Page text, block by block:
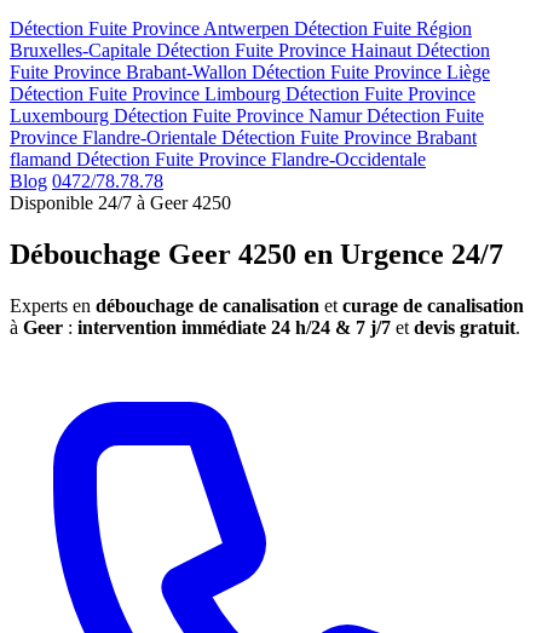
Détection Fuite Province Antwerpen Détection Fuite Région
Bruxelles-Capitale Détection Fuite Province Hainaut Détection
Fuite Province Brabant-Wallon Détection Fuite Province Liège
Détection Fuite Province Limbourg Détection Fuite Province
Luxembourg Détection Fuite Province NamurDétection Fuite
Province Flandre-Orientale Détection Fuite Province Brabant
flamand Détection Fuite Province Flandre-Occidentale
Blog 0472/78.78.78
Disponible 24/7 à Geer 4250
Débouchage Geer 4250 en Urgence 24/7
Experts en débouchage de canalisation et curage de canalisation
à Geer : intervention immédiate 24 h/24 & 7 j/7 et devis gratuit.